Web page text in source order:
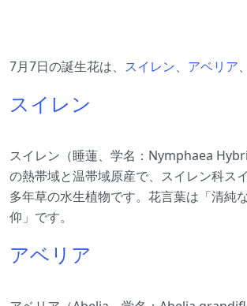
7月7日の誕生花は、 スイレン、 アベリア、
スイレン
スイレン（睡蓮、学名：Nymphaea
の熱帯域と温帯域原産で、スイレン科ス
多年草の水生植物です。花言葉は「清純
仰」です。
アベリア